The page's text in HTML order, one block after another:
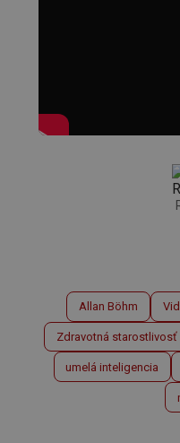
Allan Böhm
Zdravotná starostlivosť
umelá inteligencia